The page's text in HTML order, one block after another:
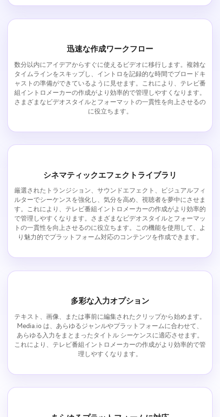
迅速な作成ワークフロー
数分以内にアイデアからすぐに使えるビデオに移行します。複雑な
タイムラインをスキップし、イントロを記録的な時間でブロードキ
ャストの準備ができているように見せます。これにより、テレビ番
組イントロメーカーの作成がより効率的で管理しやすくなります。
さまざまなビデオスタイルとフォーマットの一貫性を向上させるの
に役立ちます。
シネマティックエフェクトライブラリ
厳選されたトランジション、サウンドエフェクト、ビジュアルフィ
ルターでシーケンスを強化し、気分を高め、視聴者を夢中にさせま
す。これにより、テレビ番組イントロメーカーの作成がより効率的
で管理しやすくなります。さまざまなビデオスタイルとフォーマッ
トの一貫性を向上させるのに役立ちます。この機能を使用して、よ
り魅力的でプラットフォーム対応のコンテンツを作成できます。
多彩な入力オプション
テキスト、画像、または事前に編集されたクリップから始めます。
Media.io は、あらゆるジャンルやプラットフォームに合わせて、
あらゆる入力をまとまったタイトル シーケンスに適応させます。
これにより、テレビ番組イントロメーカーの作成がより効率的で管
理しやすくなります。